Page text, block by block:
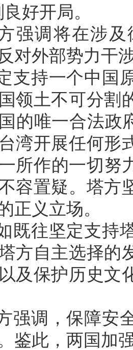
好开局。
强调将在涉
对外部势力干
支持一个中国
领土不可分割
的唯一合法政
湾开展任何形
所作的一切努
容置疑。塔方
正义立场。
既往坚定支持
方自主选择的
及保护历史文
强调，保障安
鉴此，两国加